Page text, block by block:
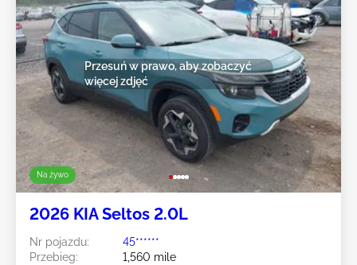
Na żywo
Przesuń w prawo, aby zobaczyć
więcej zdjęć
2026 KIA Seltos 2.0L
Nr pojazdu:
45******
Przebieg:
1,560 mile